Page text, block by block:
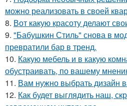
можно реализовать в своей
8. Вот какую красоту делают
9. "Бабушкин Стиль" снова в
превратили бар в тренд.
10. Какую мебель и в какую
обустраивать, по вашему
11. Вам нужно выбрать дизайн
12. Как будет выглядить наш,